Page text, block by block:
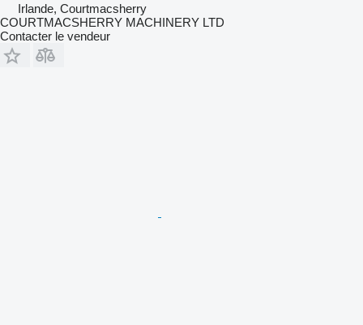
Irlande, Courtmacsherry
COURTMACSHERRY MACHINERY LTD
Contacter le vendeur